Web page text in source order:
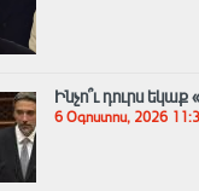
Ինչո՞ւ դուրս
6 Օգոստոս, 2026